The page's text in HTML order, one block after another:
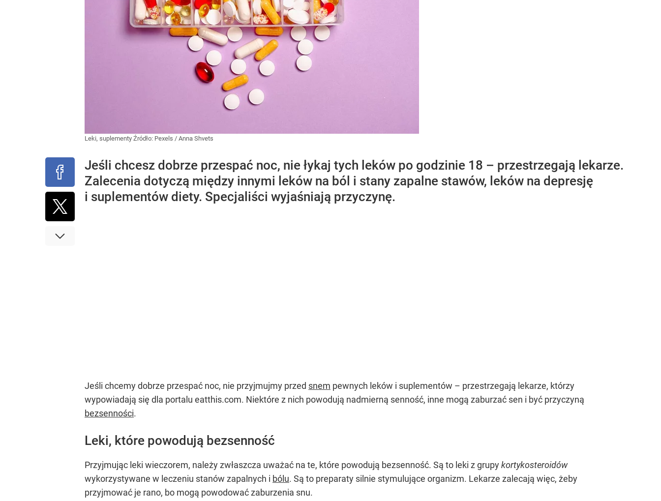
Leki, suplementy Źródło: Pexels / Anna Shvets
Jeśli chcesz dobrze przespać noc, nie łykaj tych leków po godzinie 18 – przestrzegają lekarze.
Zalecenia dotyczą między innymi leków na ból i stany zapalne stawów, leków na depresję
i suplementów diety. Specjaliści wyjaśniają przyczynę.
Jeśli chcemy dobrze przespać noc, nie przyjmujmy przed snem pewnych leków i suplementów – przestrzegają lekarze, którzy
wypowiadają się dla portalu eatthis.com. Niektóre z nich powodują nadmierną senność, inne mogą zaburzać sen i być przyczyną
bezsenności.
Leki, które powodują bezsenność
Przyjmując leki wieczorem, należy zwłaszcza uważać na te, które powodują bezsenność. Są to leki z grupykortykosteroidów
wykorzystywane w leczeniu stanów zapalnych i bólu. Są to preparaty silnie stymulujące organizm. Lekarze zalecają więc, żeby
przyjmować je rano, bo mogą powodować zaburzenia snu.